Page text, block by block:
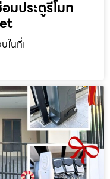
มประตูรีโมท
ในที่เ